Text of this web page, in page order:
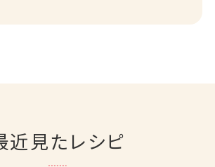
近見たレシピ